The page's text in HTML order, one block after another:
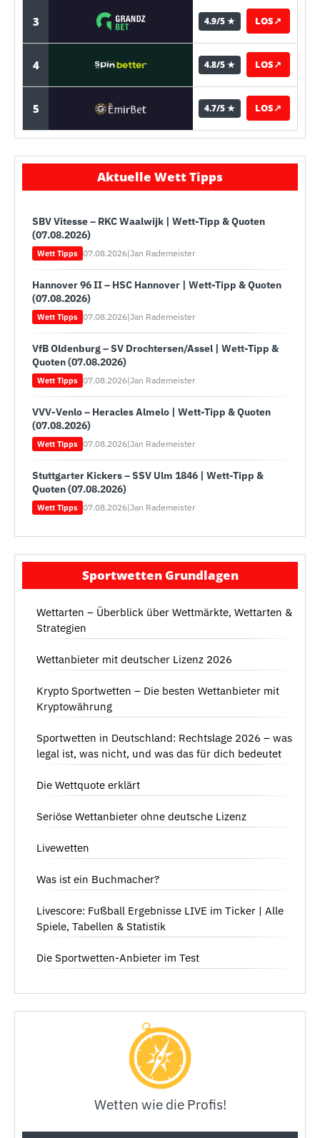
3 4.9/5 ★ LOS↗
4 4.8/5 ★ LOS↗
5 4.7/5 ★ LOS↗
Aktuelle Wett Tipps
SBV Vitesse – RKC Waalwijk | Wett-Tipp & Quoten
(07.08.2026)
Wett Tipps 07.08.2026|Jan Rademeister
Hannover 96 II – HSC Hannover | Wett-Tipp & Quoten
(07.08.2026)
Wett Tipps 07.08.2026|Jan Rademeister
VfB Oldenburg – SV Drochtersen/Assel | Wett-Tipp &
Quoten (07.08.2026)
Wett Tipps 07.08.2026|Jan Rademeister
VVV-Venlo – Heracles Almelo | Wett-Tipp & Quoten
(07.08.2026)
Wett Tipps 07.08.2026|Jan Rademeister
Stuttgarter Kickers – SSV Ulm 1846 | Wett-Tipp &
Quoten (07.08.2026)
Wett Tipps 07.08.2026|Jan Rademeister
Sportwetten Grundlagen
Wettarten – Überblick über Wettmärkte, Wettarten &
Strategien
Wettanbieter mit deutscher Lizenz 2026
Krypto Sportwetten – Die besten Wettanbieter mit
Kryptowährung
Sportwetten in Deutschland: Rechtslage 2026 – was
legal ist, was nicht, und was das für dich bedeutet
Die Wettquote erklärt
Seriöse Wettanbieter ohne deutsche Lizenz
Livewetten
Was ist ein Buchmacher?
Livescore: Fußball Ergebnisse LIVE im Ticker | Alle
Spiele, Tabellen & Statistik
Die Sportwetten-Anbieter im Test
Wetten wie die Profis!